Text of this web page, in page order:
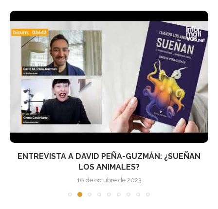
ENTREVISTA A DAVID PEÑA-GUZMÁN: ¿SUEÑAN
LOS ANIMALES?
16 de octubre de 2023